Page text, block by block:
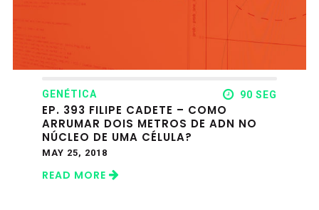
GENÉTICA 90 SEG
EP. 393 FILIPE CADETE – COMO
ARRUMAR DOIS METROS DE ADN NO
NÚCLEO DE UMA CÉLULA?
MAY 25, 2018
READ MORE